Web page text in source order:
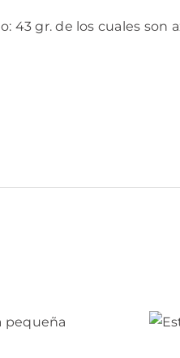
43 gr. de los cuales son